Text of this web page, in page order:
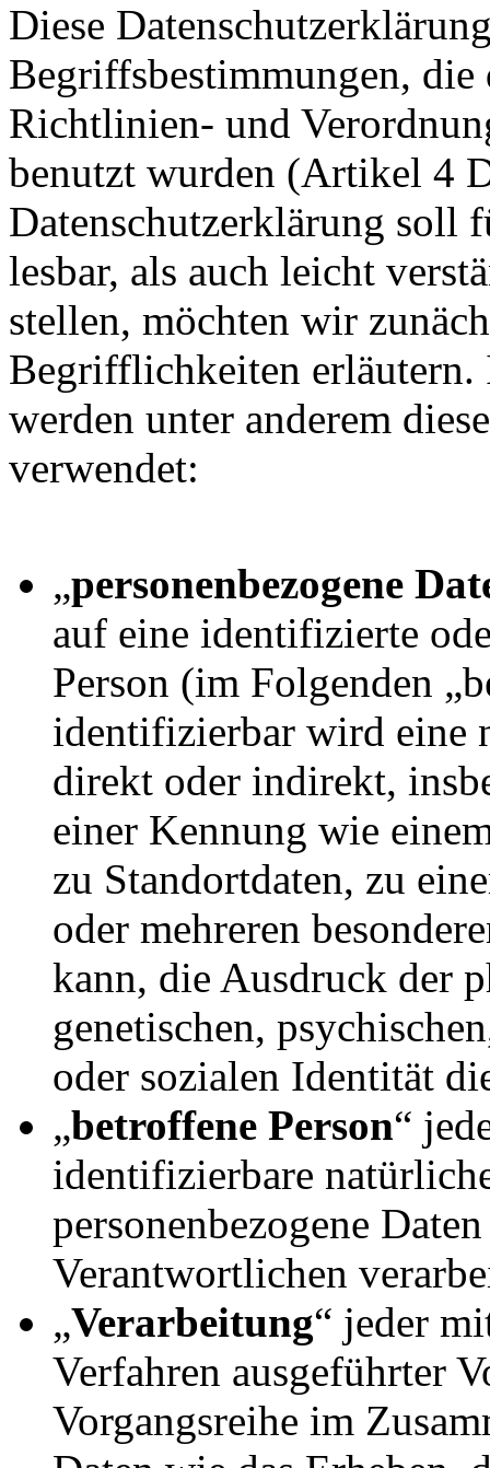
Diese
Begriffsbestimmungen, die
Richtlinien- und
benutzt wurden (Artikel 4
Datenschutzerklärung soll
lesbar, als auch leicht
stellen, möchten wir
Begrifflichkeiten erläutern.
werden unter anderem
verwendet:
„personenbezogene
auf eine identifizierte
Person (im Folgenden
identifizierbar wird eine
direkt oder indirekt,
einer Kennung wie
zu Standortdaten, zu
oder mehreren
kann, die Ausdruck der
genetischen,
oder sozialen Identität
„betroffene Person“
identifizierbare
personenbezogene
Verantwortlichen
„Verarbeitung“ jeder
Verfahren ausgeführter
Vorgangsreihe im